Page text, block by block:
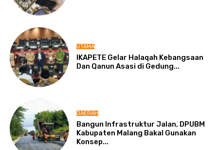
UTAMA
IKAPETE Gelar Halaqah Kebangsaan
Dan Qanun Asasi di Gedung...
DAERAH
Bangun Infrastruktur Jalan, DPUBM
Kabupaten Malang Bakal Gunakan
Konsep...